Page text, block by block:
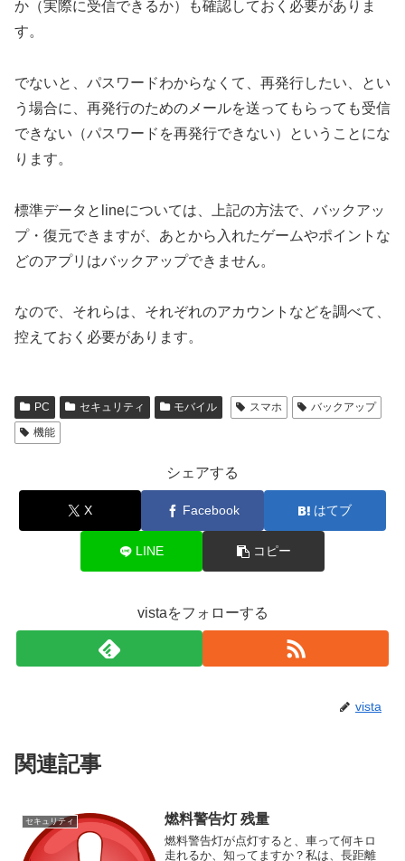
か（実際に受信できるか）も確認しておく必要がありま
す。
でないと、パスワードわからなくて、再発行したい、とい
う場合に、再発行のためのメールを送ってもらっても受信
できない（パスワードを再発行できない）ということにな
ります。
標準データとlineについては、上記の方法で、バックアッ
プ・復元できますが、あとから入れたゲームやポイントな
どのアプリはバックアップできません。
なので、それらは、それぞれのアカウントなどを調べて、
控えておく必要があります。
PC セキュリティ モバイル スマホ
バックアップ
機能
シェアする
X Facebook はてブ
LINE コピー
vistaをフォローする
vista
関連記事
セキュリティ 燃料警告灯 残量
燃料警告灯が点灯すると、車って何キロ
走れるか、知ってますか？私は、長距離